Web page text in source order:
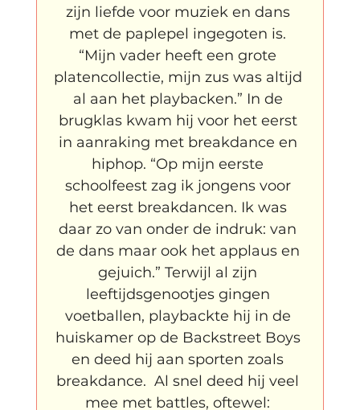
zijn liefde voor muziek en dans
met de paplepel ingegoten is.
“Mijn vader heeft een grote
platencollectie, mijn zus was altijd
al aan het playbacken.” In de
brugklas kwam hij voor het eerst
in aanraking met breakdance en
hiphop. “Op mijn eerste
schoolfeest zag ik jongens voor
het eerst breakdancen. Ik was
daar zo van onder de indruk: van
de dans maar ook het applaus en
gejuich.” Terwijl al zijn
leeftijdsgenootjes gingen
voetballen, playbackte hij in de
huiskamer op de Backstreet Boys
en deed hij aan sporten zoals
breakdance.  Al snel deed hij veel
mee met battles, oftewel: